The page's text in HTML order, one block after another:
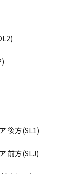
後方(SL1)
前方(SLJ)